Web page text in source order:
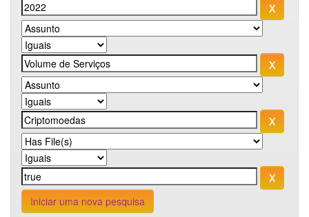
Iniciar uma nova pesquisa